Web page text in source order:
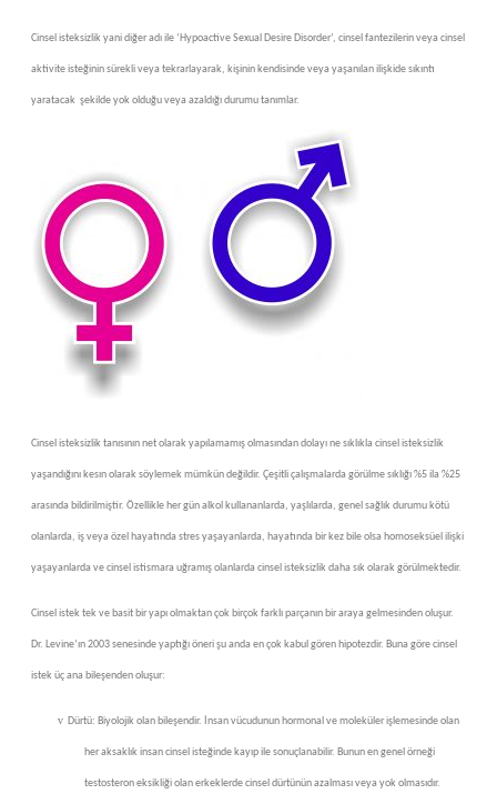
Cinsel isteksizlik yani diğer adı ile ‘Hypoactive Sexual Desire Disorder’, cinsel fantezilerin veya cinsel
aktivite isteğinin sürekli veya tekrarlayarak, kişinin kendisinde veya yaşanılan ilişkide sıkıntı
yaratacak şekilde yok olduğu veya azaldığı durumu tanımlar.
Cinsel isteksizlik tanısının net olarak yapılamamış olmasından dolayı ne sıklıkla cinsel isteksizlik
yaşandığını kesın olarak söylemek mümkün değildir. Çeşitli çalışmalarda görülme sıklığı %5 ila %25
arasında bildirilmiştir. Özellikle her gün alkol kullananlarda, yaşlılarda, genel sağlık durumu kötü
olanlarda, iş veya özel hayatında stres yaşayanlarda, hayatında bir kez bile olsa homoseksüel ilişki
yaşayanlarda ve cinsel istismara uğramış olanlarda cinsel isteksizlik daha sık olarak görülmektedir.
Cinsel istek tek ve basit bir yapı olmaktan çok birçok farklı parçanın bir araya gelmesinden oluşur.
Dr. Levine’ın 2003 senesinde yaptığı öneri şu anda en çok kabul gören hipotezdir. Buna göre cinsel
istek üç ana bileşenden oluşur:
v Dürtü: Biyolojik olan bileşendir. İnsan vücudunun hormonal ve moleküler işlemesinde olan
her aksaklık insan cinsel isteğinde kayıp ile sonuçlanabilir. Bunun en genel örneği
testosteron eksikliği olan erkeklerde cinsel dürtünün azalması veya yok olmasıdır.